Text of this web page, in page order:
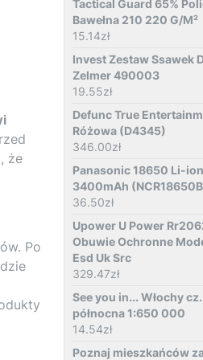
że
Po
Tactical Guard 65%
Bawełna 210 220 G/M²
15.14zł
Invest Zestaw Ssawek
Zelmer 490003
19.55zł
Defunc True
Różowa (D4345)
346.00zł
Panasonic 18650 Li-ion
3400mAh
36.50zł
Upower U Power
Obuwie Ochronne
Esd Uk Src
329.47zł
See you in... Włochy cz.
północna 1:650 000
14.54zł
Poznaj mieszkańców